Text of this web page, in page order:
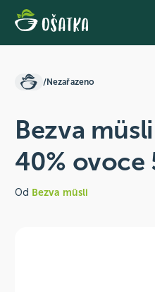
/Nezařazeno
Bezva
40% ovoce
Od Bezva müsli